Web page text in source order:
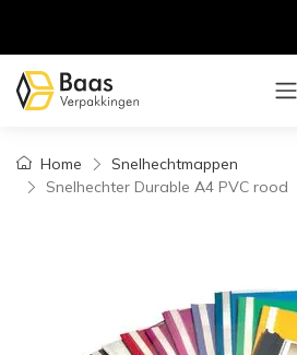
Home
Snelhechtmappen
Snelhechter Durable A4 PVC rood